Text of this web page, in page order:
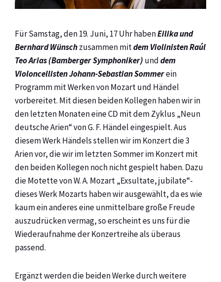
Für Samstag, den 19. Juni, 17 Uhr habenEilika und
Bernhard Wünschzusammen mitdemViolinisten Raúl
Teo Arias (Bamberger Symphoniker) unddem
Violoncellisten Johann-Sebastian Sommerein
Programm mit Werken von Mozart und Händel
vorbereitet. Mit diesen beiden Kollegen haben wir in
den letzten Monaten eine CD mit dem Zyklus „Neun
deutsche Arien“ von G. F. Händel eingespielt. Aus
diesem Werk Händels stellen wir im Konzert die 3
Arien vor, die wir im letzten Sommer im Konzert mit
den beiden Kollegen noch nicht gespielt haben. Dazu
die Motette von W. A. Mozart „Exsultate, jubilate“-
dieses Werk Mozarts haben wir ausgewählt, da es wie
kaum ein anderes eine unmittelbare große Freude
auszudrücken vermag, so erscheint es uns für die
Wiederaufnahme der Konzertreihe als überaus
passend.
Ergänzt werden die beiden Werke durch weitere